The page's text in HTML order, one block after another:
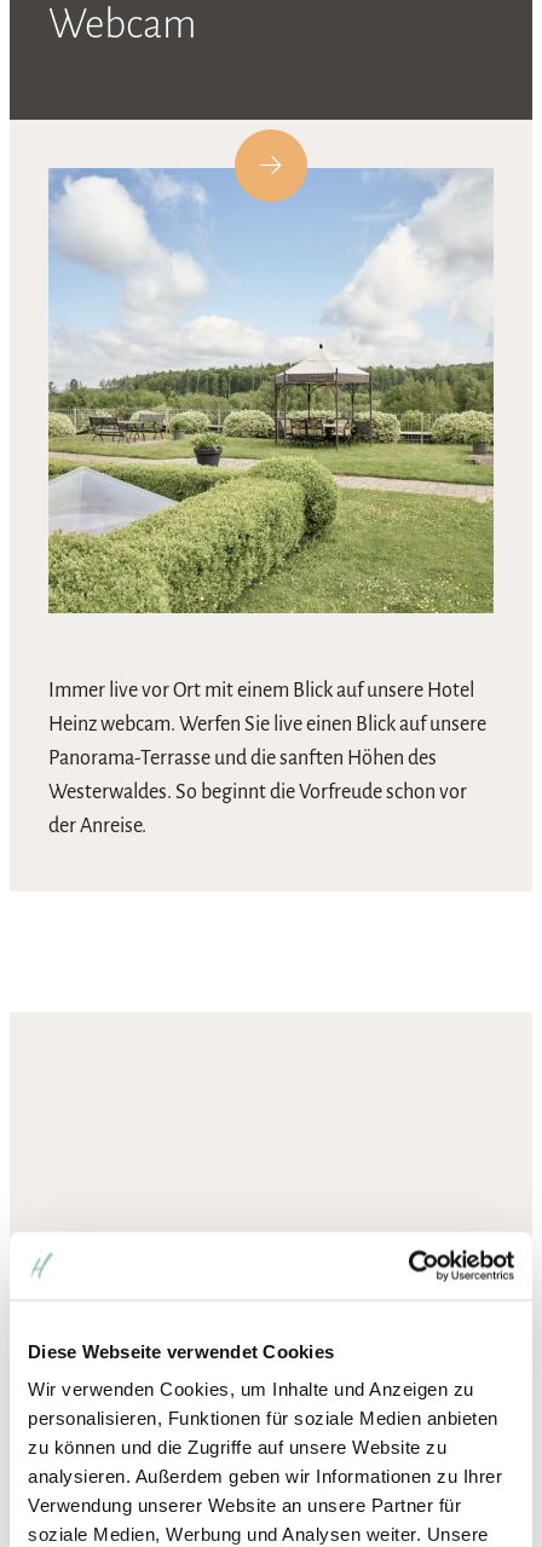
Diese Webseite verwendet Cookies
Wir verwenden Cookies, um Inhalte und Anzeigen zu
personalisieren, Funktionen für soziale Medien anbieten
zu können und die Zugriffe auf unsere Website zu
analysieren. Außerdem geben wir Informationen zu Ihrer
Verwendung unserer Website an unsere Partner für
soziale Medien, Werbung und Analysen weiter. Unsere
Webcam
Immer live vor Ort mit einem Blick auf unsere Hotel
Heinz webcam. Werfen Sie live einen Blick auf unsere
Panorama-Terrasse und die sanften Höhen des
Westerwaldes. So beginnt die Vorfreude schon vor
der Anreise.
Engagierte Küche
mit regionalem Bezug
Unsere Küche vereint Heimatliebe mit Kreativität – aus